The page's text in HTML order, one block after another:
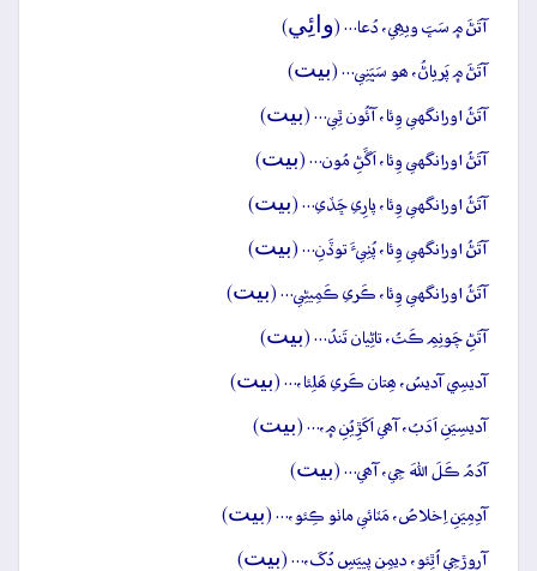
آتَڻَ ۾ سَڀَ ويھِي، دُعا… (وائِي)
آتَڻَ ۾ پَرياڻُ، ھو سَڀَنِي… (بيت)
آتَڻُ اورانگهي وِئا، آئُون ٿِي… (بيت)
آتَڻُ اورانگهي وِئا، اَڱَڻِ مُون… (بيت)
آتَڻُ اورانگهي وِئا، پارِي ڇَڏي… (بيت)
آتَڻُ اورانگهي وِئا، پُٺِيءَ توڏَنِ… (بيت)
آتَڻُ اورانگهي وِئا، ڪَري ڪَمِيڻِي… (بيت)
آتَڻِ چَونِمِ ڪَتُ، تاڻِيان تَندُ… (بيت)
آديسِي آديسُ، ھِتان ڪَري ھَلِئا،… (بيت)
آديسِيَنِ اَدَبُ، آھي اَکَڙِيُنِ ۾،… (بيت)
آدَمُ ڪَلَ اللهَ جِي، آھي… (بيت)
آدِمِيَنِ اِخلاصُ، مَٽائي ماٺو ڪِئو،… (بيت)
آروڙِجِي اُٿِئو، ديمِنِ پييَسِ دُکَ،… (بيت)